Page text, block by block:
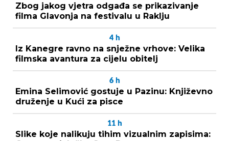
Zbog jakog vjetra odgađa se prikazivanje
filma Glavonja na festivalu u Raklju
4 h
Iz Kanegre ravno na snježne vrhove: Velika
filmska avantura za cijelu obitelj
6 h
Emina Selimović gostuje u Pazinu: Književno
druženje u Kući za pisce
11 h
Slike koje nalikuju tihim vizualnim zapisima: